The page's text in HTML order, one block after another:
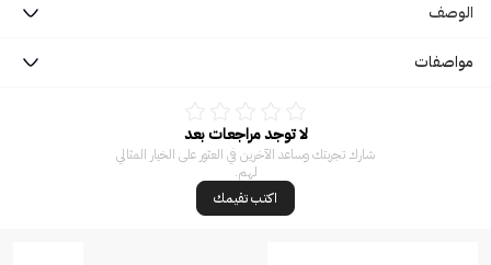
الوصف
مواصفات
لا توجد مراجعات بعد
شارك تجربتك وساعد الآخرين في العثور على الخيار المثالي
لهم.
اكتب تقيمك